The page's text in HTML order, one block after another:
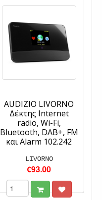
AUDIZIO LIVORNO
Δέκτης Internet
radio, Wi-Fi,
Bluetooth, DAB+, FM
και Alarm 102.242
LIVORNO
€93.00